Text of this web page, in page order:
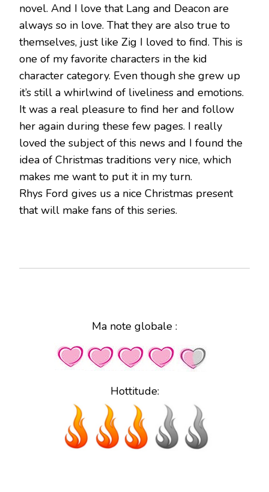
novel. And I love that Lang and Deacon are
always so in love. That they are also true to
themselves, just like Zig I loved to find. This is
one of my favorite characters in the kid
character category. Even though she grew up
it’s still a whirlwind of liveliness and emotions.
It was a real pleasure to find her and follow
her again during these few pages. I really
loved the subject of this news and I found the
idea of ​​Christmas traditions very nice, which
makes me want to put it in my turn.
Rhys Ford gives us a nice Christmas present
that will make fans of this series.
Ma note globale :
Hottitude: